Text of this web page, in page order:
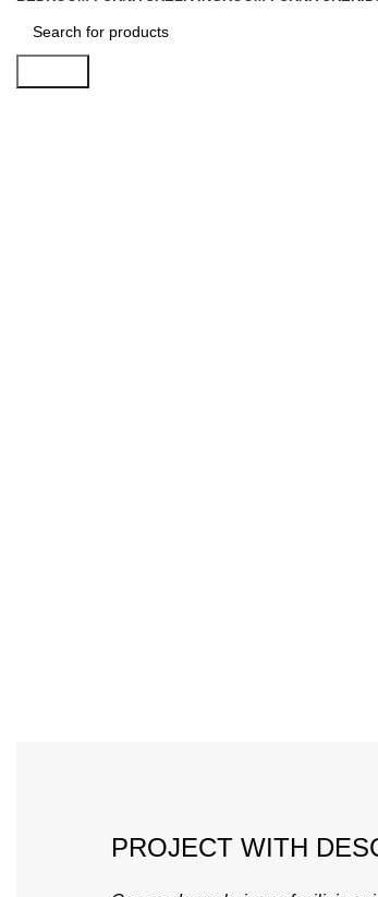
PROJECT WITH